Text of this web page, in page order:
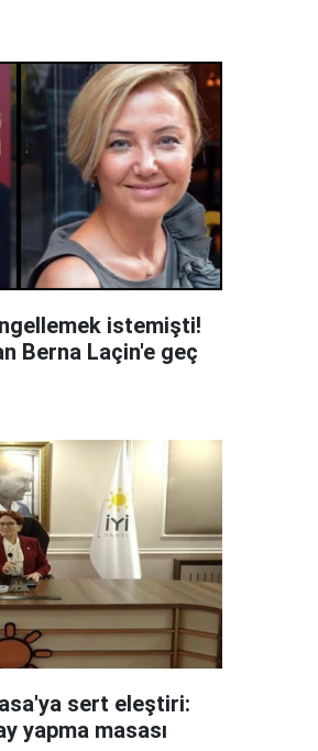
istemişti!
Berna Laçin'e geç
sert eleştiri:
yapma masası